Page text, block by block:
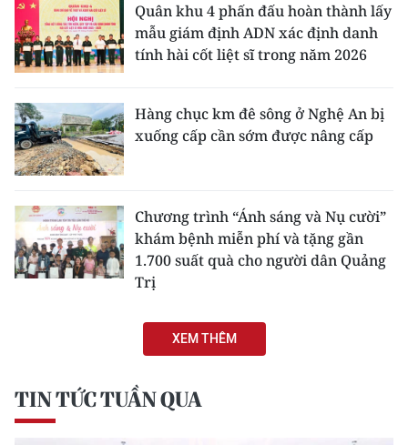
Quân khu 4 phấn đấu hoàn thành lấy
mẫu giám định ADN xác định danh
tính hài cốt liệt sĩ trong năm 2026
Hàng chục km đê sông ở Nghệ An bị
xuống cấp cần sớm được nâng cấp
Chương trình “Ánh sáng và Nụ cười”
khám bệnh miễn phí và tặng gần
1.700 suất quà cho người dân Quảng
Trị
XEM THÊM
TIN TỨC TUẦN QUA